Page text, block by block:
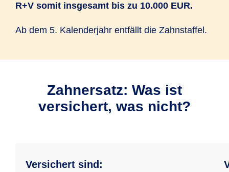
R+V somit insgesamt bis zu 10.000 EUR.
Ab dem 5. Kalender­jahr entfällt die Zahnstaffel.
Zahnersatz: Was ist
versichert, was nicht?
Versichert sind: